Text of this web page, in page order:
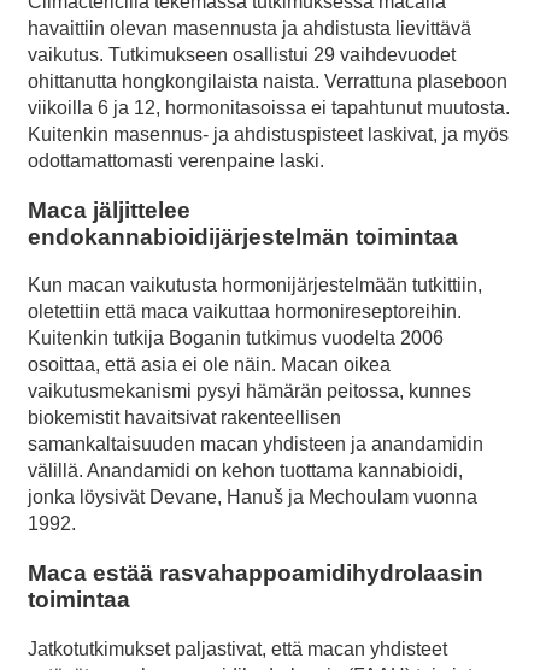
havaittiin olevan masennusta ja ahdistusta lievittävä
vaikutus. Tutkimukseen osallistui 29 vaihdevuodet
ohittanutta hongkongilaista naista. Verrattuna plaseboon
viikoilla 6 ja 12, hormonitasoissa ei tapahtunut muutosta.
Kuitenkin masennus- ja ahdistuspisteet laskivat, ja myös
odottamattomasti verenpaine laski.
Maca jäljittelee
endokannabioidijärjestelmän toimintaa
Kun macan vaikutusta hormonijärjestelmään tutkittiin,
oletettiin että maca vaikuttaa hormonireseptoreihin.
Kuitenkin tutkija Boganin tutkimus vuodelta 2006
osoittaa, että asia ei ole näin. Macan oikea
vaikutusmekanismi pysyi hämärän peitossa, kunnes
biokemistit havaitsivat rakenteellisen
samankaltaisuuden macan yhdisteen ja anandamidin
välillä. Anandamidi on kehon tuottama kannabioidi,
jonka löysivät Devane, Hanuš ja Mechoulam vuonna
1992.
Maca estää rasvahappoamidihydrolaasin
toimintaa
Jatkotutkimukset paljastivat, että macan yhdisteet